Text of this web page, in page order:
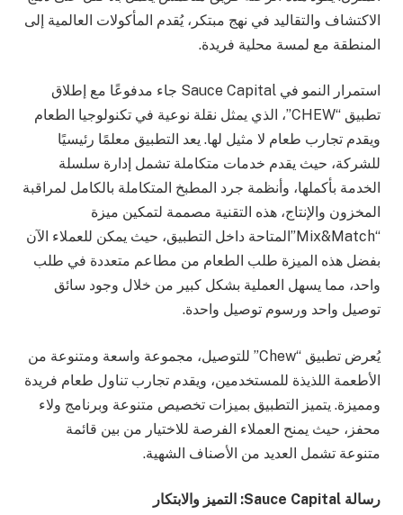
الاكتشاف والتقاليد في نهج مبتكر، يُقدم المأكولات العالمية إلى
المنطقة مع لمسة محلية فريدة.
استمرار النمو في Sauce Capital جاء مدفوعًا مع إطلاق
تطبيق “CHEW”، الذي يمثل نقلة نوعية في تكنولوجيا الطعام
ويقدم تجارب طعام لا مثيل لها. يعد التطبيق معلمًا رئيسيًا
للشركة، حيث يقدم خدمات متكاملة تشمل إدارة سلسلة
الخدمة بأكملها، وأنظمة جرد المطبخ المتكاملة بالكامل لمراقبة
المخزون والإنتاج، هذه التقنية مصممة لتمكين ميزة
“Mix&Match”المتاحة داخل التطبيق، حيث يمكن للعملاء الآن
بفضل هذه الميزة طلب الطعام من مطاعم متعددة في طلب
واحد، مما يسهل العملية بشكل كبير من خلال وجود سائق
توصيل واحد ورسوم توصيل واحدة.
يُعرض تطبيق “Chew” للتوصيل، مجموعة واسعة ومتنوعة من
الأطعمة اللذيذة للمستخدمين، ويقدم تجارب تناول طعام فريدة
ومميزة. يتميز التطبيق بميزات تخصيص متنوعة وبرنامج ولاء
محفز، حيث يمنح العملاء الفرصة للاختيار من بين قائمة
متنوعة تشمل العديد من الأصناف الشهية.
رسالة التميز والابتكار